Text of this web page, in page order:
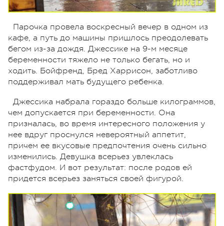
Парочка провела воскресный вечер в одном из
кафе, а путь до машины пришлось преодолевать
бегом из-за дождя. Джессике на 9-м месяце
беременности тяжело не только бегать, но и
ходить. Бойфренд, Бред Харрисон, заботливо
поддерживал мать будущего ребенка.
Джессика набрала гораздо больше килограммов,
чем допускается при беременности. Она
призналась, во время интересного положения у
нее вдруг проснулся невероятный аппетит,
причем ее вкусовые предпочтения очень сильно
изменились. Девушка всерьез увлеклась
фастфудом. И вот результат: после родов ей
придется всерьез заняться своей фигурой.